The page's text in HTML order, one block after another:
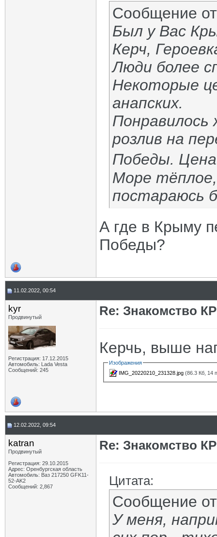
Сообщение
Был у Вас
Керч,
Люди более
Некоторые
анапских.
Понравилось
розлив на
Победы.
Море
постараюсь
А где в Крыму
Победы?
11.02.2022, 00:54
kyr
Продвинутый
Регистрация: 17.12.2015
Автомобиль: Lada Vesta
Сообщений: 245
Re: Знакомство
Керчь, выше
Изображения
IMG_20220210_231328.jpg (86.3 Кб, 14
12.02.2022, 09:54
katran
Продвинутый
Регистрация: 29.10.2015
Адрес: Оренбургская область
Автомобиль: Ваз 217250 GFK11-
52-AK2
Сообщений: 2,867
Re: Знакомство
Цитата:
Сообщение
У меня,